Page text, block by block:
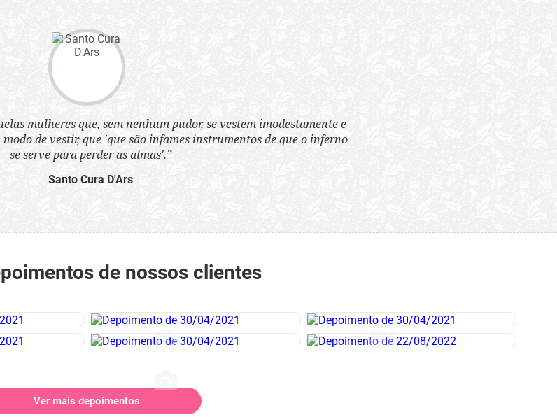
mulheres que, sem nenhum pudor, se vestem imodestamente e
de vestir, que 'que são infames instrumentos de que o inferno
se serve para perder as almas'.”
Santo Cura D'Ars
de nossos clientes
Ver mais depoimentos